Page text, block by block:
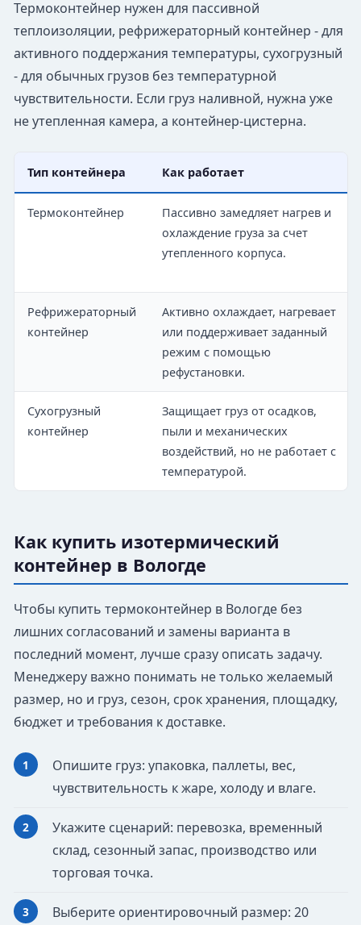
Термоконтейнер нужен для пассивной
теплоизоляции, рефрижераторный контейнер - для
активного поддержания температуры, сухогрузный
- для обычных грузов без температурной
чувствительности. Если груз наливной, нужна уже
не утепленная камера, а контейнер-цистерна.
Тип контейнера Как работает
Термоконтейнер
Пассивно замедляет нагрев и
охлаждение груза за счет
утепленного корпуса.
Рефрижераторный
контейнер
Активно охлаждает, нагревает
или поддерживает заданный
режим с помощью
рефустановки.
Сухогрузный
контейнер
Защищает груз от осадков,
пыли и механических
воздействий, но не работает с
температурой.
Как купить изотермический
контейнер в Вологде
Чтобы купить термоконтейнер в Вологде без
лишних согласований и замены варианта в
последний момент, лучше сразу описать задачу.
Менеджеру важно понимать не только желаемый
размер, но и груз, сезон, срок хранения, площадку,
бюджет и требования к доставке.
Опишите груз: упаковка, паллеты, вес,
чувствительность к жаре, холоду и влаге.
Укажите сценарий: перевозка, временный
склад, сезонный запас, производство или
торговая точка.
Выберите ориентировочный размер: 20